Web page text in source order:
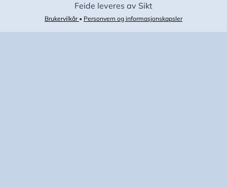
Feide leveres av Sikt
Brukervilkår • Personvern og informasjonskapsler